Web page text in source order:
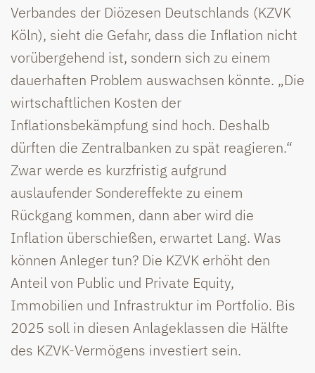
Verbandes der Diözesen Deutschlands (KZVK
Köln), sieht die Gefahr, dass die Inflation nicht
vorübergehend ist, sondern sich zu einem
dauerhaften Problem auswachsen könnte. „Die
wirtschaftlichen Kosten der
Inflationsbekämpfung sind hoch. Deshalb
dürften die Zentralbanken zu spät reagieren.“
Zwar werde es kurzfristig aufgrund
auslaufender Sondereffekte zu einem
Rückgang kommen, dann aber wird die
Inflation überschießen, erwartet Lang. Was
können Anleger tun? Die KZVK erhöht den
Anteil von Public und Private Equity,
Immobilien und Infrastruktur im Portfolio. Bis
2025 soll in diesen Anlageklassen die Hälfte
des KZVK-Vermögens investiert sein.